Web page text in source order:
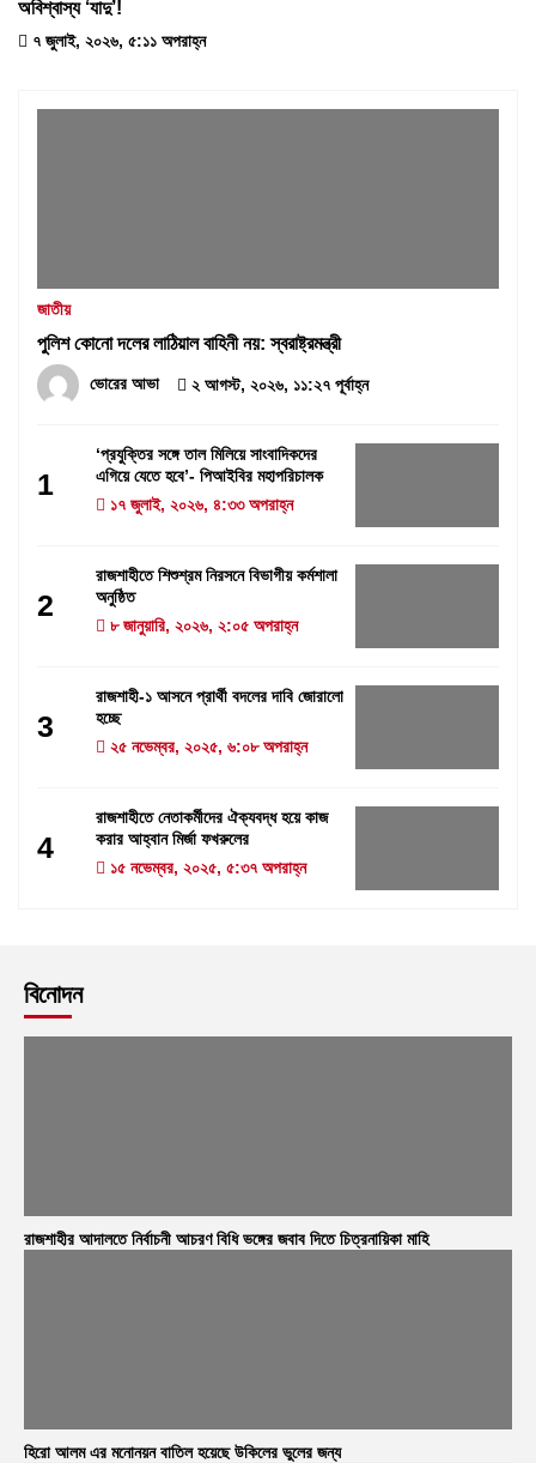
অবিশ্বাস্য ‘যাদু’!
৭ জুলাই, ২০২৬, ৫:১১ অপরাহ্ন
জাতীয়
পুলিশ কোনো দলের লাঠিয়াল বাহিনী নয়: স্বরাষ্ট্রমন্ত্রী
ভোরের আভা ২ আগস্ট, ২০২৬, ১১:২৭ পূর্বাহ্ন
1
‘প্রযুক্তির সঙ্গে তাল মিলিয়ে সাংবাদিকদের
এগিয়ে যেতে হবে’- পিআইবির মহাপরিচালক
১৭ জুলাই, ২০২৬, ৪:৩৩ অপরাহ্ন
2
রাজশাহীতে শিশুশ্রম নিরসনে বিভাগীয় কর্মশালা
অনুষ্ঠিত
৮ জানুয়ারি, ২০২৬, ২:০৫ অপরাহ্ন
3
রাজশাহী-১ আসনে প্রার্থী বদলের দাবি জোরালো
হচ্ছে
২৫ নভেম্বর, ২০২৫, ৬:০৮ অপরাহ্ন
4
রাজশাহীতে নেতাকর্মীদের ঐক্যবদ্ধ হয়ে কাজ
করার আহ্বান মির্জা ফখরুলের
১৫ নভেম্বর, ২০২৫, ৫:৩৭ অপরাহ্ন
বিনোদন
রাজশাহীর আদালতে নির্বাচনী আচরণ বিধি ভঙ্গের জবাব দিতে চিত্রনায়িকা মাহি
হিরো আলম এর মনোনয়ন বাতিল হয়েছে উকিলের ভুলের জন্য